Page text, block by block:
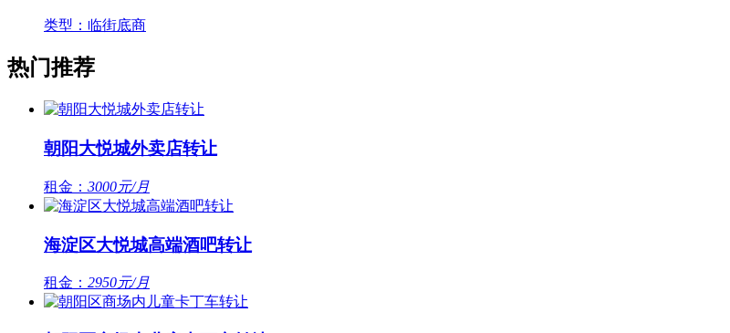
类型：临街底商
热门推荐
朝阳大悦城外卖店转让
租金： 3000元/月
海淀区大悦城高端酒吧转让
租金： 2950元/月